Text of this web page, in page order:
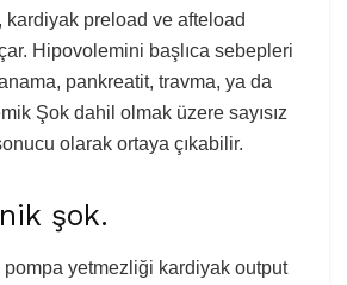
kardiyak preload ve afteload
Hipovolemini başlıca sebepleri
pankreatit, travma, ya da
Şok dahil olmak üzere sayısız
olarak ortaya çıkabilir.
şok.
yetmezliği kardiyak output